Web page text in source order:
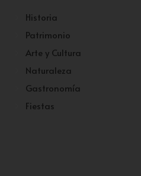
Historia
Patrimonio
Arte y Cultura
Naturaleza
Gastronomía
Fiestas